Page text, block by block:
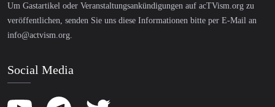
Um Gastartikel oder Veranstaltungsankündigungen auf acTVism.org zu
veröffentlichen, senden Sie uns diese Informationen bitte per E-Mail an
info@actvism.org.
Social Media